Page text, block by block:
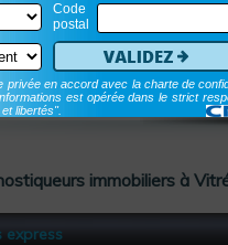
Code
postal
Validez
privée en accord avec la charte de
est opérée dans le strict
libertés".
immobiliers à
express